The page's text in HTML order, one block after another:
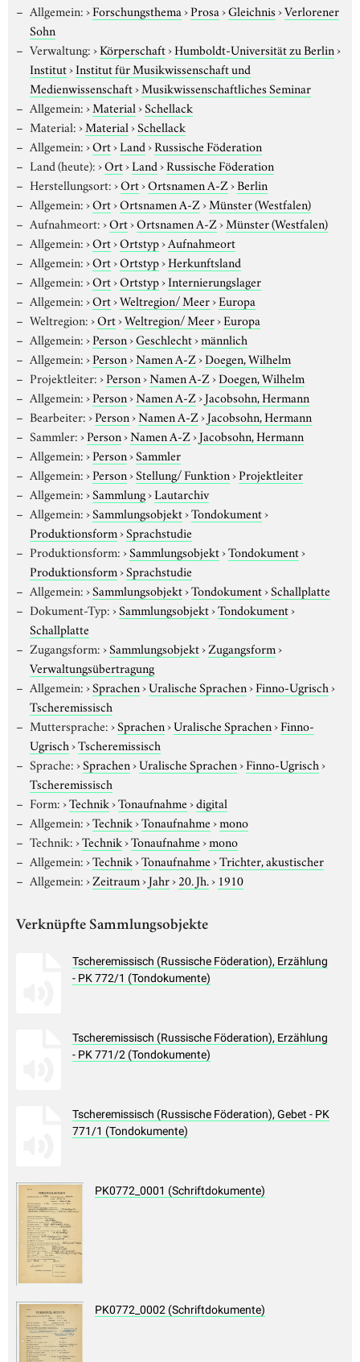
Allgemein:›Forschungsthema›Prosa›Gleichnis›Verlorener
Sohn
Verwaltung:›Körperschaft›Humboldt-Universität zu Berlin›
Institut›Institut für Musikwissenschaft und
Medienwissenschaft›Musikwissenschaftliches Seminar
Allgemein:›Material›Schellack
Material:›Material›Schellack
Allgemein:›Ort›Land›Russische Föderation
Land (heute):›Ort›Land›Russische Föderation
Herstellungsort:›Ort›Ortsnamen A-Z›Berlin
Allgemein:›Ort›Ortsnamen A-Z›Münster (Westfalen)
Aufnahmeort:›Ort›Ortsnamen A-Z›Münster (Westfalen)
Allgemein:›Ort›Ortstyp›Aufnahmeort
Allgemein:›Ort›Ortstyp›Herkunftsland
Allgemein:›Ort›Ortstyp›Internierungslager
Allgemein:›Ort›Weltregion/ Meer›Europa
Weltregion:›Ort›Weltregion/ Meer›Europa
Allgemein:›Person›Geschlecht›männlich
Allgemein:›Person›Namen A-Z›Doegen, Wilhelm
Projektleiter:›Person›Namen A-Z›Doegen, Wilhelm
Allgemein:›Person›Namen A-Z›Jacobsohn, Hermann
Bearbeiter:›Person›Namen A-Z›Jacobsohn, Hermann
Sammler:›Person›Namen A-Z›Jacobsohn, Hermann
Allgemein:›Person›Sammler
Allgemein:›Person›Stellung/ Funktion›Projektleiter
Allgemein:›Sammlung›Lautarchiv
Allgemein:›Sammlungsobjekt›Tondokument›
Produktionsform›Sprachstudie
Produktionsform:›Sammlungsobjekt›Tondokument›
Produktionsform›Sprachstudie
Allgemein:›Sammlungsobjekt›Tondokument›Schallplatte
Dokument-Typ:›Sammlungsobjekt›Tondokument›
Schallplatte
Zugangsform:›Sammlungsobjekt›Zugangsform›
Verwaltungsübertragung
Allgemein:›Sprachen›Uralische Sprachen›Finno-Ugrisch›
Tscheremissisch
Muttersprache:›Sprachen›Uralische Sprachen›Finno-
Ugrisch›Tscheremissisch
Sprache:›Sprachen›Uralische Sprachen›Finno-Ugrisch›
Tscheremissisch
Form:›Technik›Tonaufnahme›digital
Allgemein:›Technik›Tonaufnahme›mono
Technik:›Technik›Tonaufnahme›mono
Allgemein:›Technik›Tonaufnahme›Trichter, akustischer
Allgemein:›Zeitraum›Jahr›20. Jh.› 1910
Verknüpfte Sammlungsobjekte
Tscheremissisch (Russische Föderation), Erzählung
- PK 772/1 (Tondokumente)
Tscheremissisch (Russische Föderation), Erzählung
- PK 771/2 (Tondokumente)
Tscheremissisch (Russische Föderation), Gebet - PK
771/1 (Tondokumente)
PK0772_0001 (Schriftdokumente)
PK0772_0002 (Schriftdokumente)